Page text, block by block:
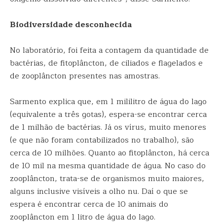
Biodiversidade desconhecida
No laboratório, foi feita a contagem da quantidade de
bactérias, de fitoplâncton, de ciliados e flagelados e
de zooplâncton presentes nas amostras.
Sarmento explica que, em 1 mililitro de água do lago
(equivalente a três gotas), espera-se encontrar cerca
de 1 milhão de bactérias. Já os vírus, muito menores
(e que não foram contabilizados no trabalho), são
cerca de 10 milhões. Quanto ao fitoplâncton, há cerca
de 10 mil na mesma quantidade de água. No caso do
zooplâncton, trata-se de organismos muito maiores,
alguns inclusive visíveis a olho nu. Daí o que se
espera é encontrar cerca de 10 animais do
zooplâncton em 1 litro de água do lago.